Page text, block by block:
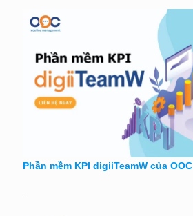
Phần mềm KPI digiiTeamW của OOC